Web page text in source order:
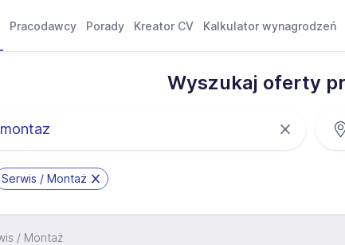
Pracodawcy Porady Kreator CV Kalkulator wynagrodzeń
Wyszukaj oferty
Serwis / Montaż
/ Montaż